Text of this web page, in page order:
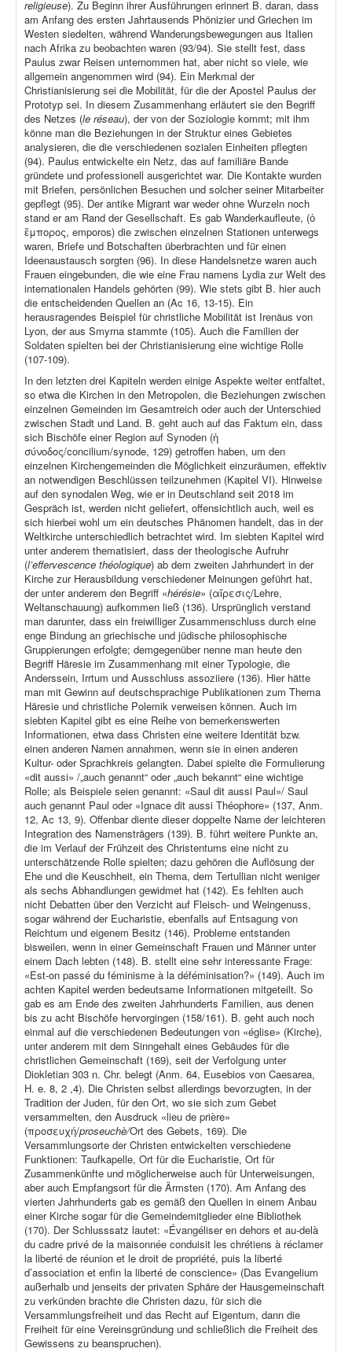
religieuse). Zu Beginn ihrer Ausführungen erinnert B. daran, dass
am Anfang des ersten Jahrtausends Phönizier und Griechen im
Westen siedelten, während Wanderungsbewegungen aus Italien
nach Afrika zu beobachten waren (93/94). Sie stellt fest, dass
Paulus zwar Reisen unternommen hat, aber nicht so viele, wie
allgemein angenommen wird (94). Ein Merkmal der
Christianisierung sei die Mobilität, für die der Apostel Paulus der
Prototyp sei. In diesem Zusammenhang erläutert sie den Begriff
des Netzes (le réseau), der von der Soziologie kommt; mit ihm
könne man die Beziehungen in der Struktur eines Gebietes
analysieren, die die verschiedenen sozialen Einheiten pflegten
(94). Paulus entwickelte ein Netz, das auf familiäre Bande
gründete und professionell ausgerichtet war. Die Kontakte wurden
mit Briefen, persönlichen Besuchen und solcher seiner Mitarbeiter
gepflegt (95). Der antike Migrant war weder ohne Wurzeln noch
stand er am Rand der Gesellschaft. Es gab Wanderkaufleute, (ὁ
ἔμπορος, emporos) die zwischen einzelnen Stationen unterwegs
waren, Briefe und Botschaften überbrachten und für einen
Ideenaustausch sorgten (96). In diese Handelsnetze waren auch
Frauen eingebunden, die wie eine Frau namens Lydia zur Welt des
internationalen Handels gehörten (99). Wie stets gibt B. hier auch
die entscheidenden Quellen an (Ac 16, 13-15). Ein
herausragendes Beispiel für christliche Mobilität ist Irenäus von
Lyon, der aus Smyrna stammte (105). Auch die Familien der
Soldaten spielten bei der Christianisierung eine wichtige Rolle
(107-109).
In den letzten drei Kapiteln werden einige Aspekte weiter entfaltet,
so etwa die Kirchen in den Metropolen, die Beziehungen zwischen
einzelnen Gemeinden im Gesamtreich oder auch der Unterschied
zwischen Stadt und Land. B. geht auch auf das Faktum ein, dass
sich Bischöfe einer Region auf Synoden (ἡ
σύνοδος/concilium/synode, 129) getroffen haben, um den
einzelnen Kirchengemeinden die Möglichkeit einzuräumen, effektiv
an notwendigen Beschlüssen teilzunehmen (Kapitel VI). Hinweise
auf den synodalen Weg, wie er in Deutschland seit 2018 im
Gespräch ist, werden nicht geliefert, offensichtlich auch, weil es
sich hierbei wohl um ein deutsches Phänomen handelt, das in der
Weltkirche unterschiedlich betrachtet wird. Im siebten Kapitel wird
unter anderem thematisiert, dass der theologische Aufruhr
(l’effervescence théologique) ab dem zweiten Jahrhundert in der
Kirche zur Herausbildung verschiedener Meinungen geführt hat,
der unter anderem den Begriff «hérésie» (αἵρεσις/Lehre,
Weltanschauung) aufkommen ließ (136). Ursprünglich verstand
man darunter, dass ein freiwilliger Zusammenschluss durch eine
enge Bindung an griechische und jüdische philosophische
Gruppierungen erfolgte; demgegenüber nenne man heute den
Begriff Häresie im Zusammenhang mit einer Typologie, die
Anderssein, Irrtum und Ausschluss assoziiere (136). Hier hätte
man mit Gewinn auf deutschsprachige Publikationen zum Thema
Häresie und christliche Polemik verweisen können. Auch im
siebten Kapitel gibt es eine Reihe von bemerkenswerten
Informationen, etwa dass Christen eine weitere Identität bzw.
einen anderen Namen annahmen, wenn sie in einen anderen
Kultur- oder Sprachkreis gelangten. Dabei spielte die Formulierung
«dit aussi» /„auch genannt“ oder „auch bekannt“ eine wichtige
Rolle; als Beispiele seien genannt: «Saul dit aussi Paul»/ Saul
auch genannt Paul oder «Ignace dit aussi Théophore» (137, Anm.
12, Ac 13, 9). Offenbar diente dieser doppelte Name der leichteren
Integration des Namensträgers (139). B. führt weitere Punkte an,
die im Verlauf der Frühzeit des Christentums eine nicht zu
unterschätzende Rolle spielten; dazu gehören die Auflösung der
Ehe und die Keuschheit, ein Thema, dem Tertullian nicht weniger
als sechs Abhandlungen gewidmet hat (142). Es fehlten auch
nicht Debatten über den Verzicht auf Fleisch- und Weingenuss,
sogar während der Eucharistie, ebenfalls auf Entsagung von
Reichtum und eigenem Besitz (146). Probleme entstanden
bisweilen, wenn in einer Gemeinschaft Frauen und Männer unter
einem Dach lebten (148). B. stellt eine sehr interessante Frage:
«Est-on passé du féminisme à la déféminisation?» (149). Auch im
achten Kapitel werden bedeutsame Informationen mitgeteilt. So
gab es am Ende des zweiten Jahrhunderts Familien, aus denen
bis zu acht Bischöfe hervorgingen (158/161). B. geht auch noch
einmal auf die verschiedenen Bedeutungen von «église» (Kirche),
unter anderem mit dem Sinngehalt eines Gebäudes für die
christlichen Gemeinschaft (169), seit der Verfolgung unter
Diokletian 303 n. Chr. belegt (Anm. 64, Eusebios von Caesarea,
H. e. 8, 2 ,4). Die Christen selbst allerdings bevorzugten, in der
Tradition der Juden, für den Ort, wo sie sich zum Gebet
versammelten, den Ausdruck «lieu de prière»
(προσευχή/proseuchè/Ort des Gebets, 169). Die
Versammlungsorte der Christen entwickelten verschiedene
Funktionen: Taufkapelle, Ort für die Eucharistie, Ort für
Zusammenkünfte und möglicherweise auch für Unterweisungen,
aber auch Empfangsort für die Ärmsten (170). Am Anfang des
vierten Jahrhunderts gab es gemäß den Quellen in einem Anbau
einer Kirche sogar für die Gemeindemitglieder eine Bibliothek
(170). Der Schlusssatz lautet: «Évangéliser en dehors et au-delà
du cadre privé de la maisonnée conduisit les chrétiens à réclamer
la liberté de réunion et le droit de propriété, puis la liberté
d’association et enfin la liberté de conscience» (Das Evangelium
außerhalb und jenseits der privaten Sphäre der Hausgemeinschaft
zu verkünden brachte die Christen dazu, für sich die
Versammlungsfreiheit und das Recht auf Eigentum, dann die
Freiheit für eine Vereinsgründung und schließlich die Freiheit des
Gewissens zu beanspruchen).